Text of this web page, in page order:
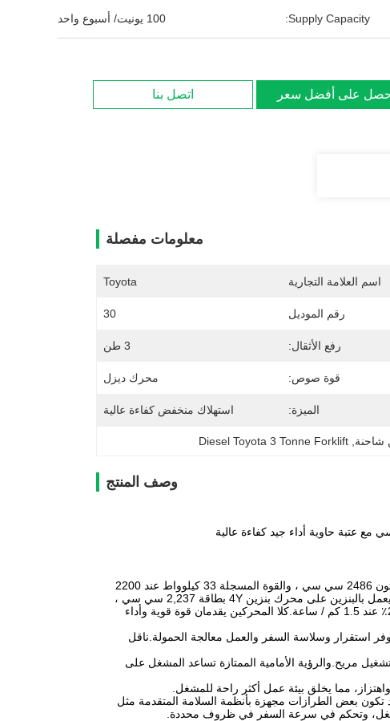
Supply Capacity: 100 يونيت/ أسبوع واحد
على أفضل سعر اتصل بنا
معلومات مفصلة
اسم العلامة التجارية Toyota
رقم الموديل 30
رفع الأثقال: 3 طن
قوة صوص: محرك ديزل
الميزة: استهلاك منخفض كفاءة عالية
,
Diesel Toyota 3 Tonne Forklift
وصف المنتج
- محرك قوي: تم تجهيز النموذج الذي يعمل بالديزل بمحرك ديزل 1DZ - III بحجم البستون 2486 سي سي ، والقوة المسجلة 33 كيلوواط عند 2200
دورة في الدقيقة و 27٪ من القدرة على التدرج عند 1.5 كم/ساعةيحتوي الإصدار الذي يعمل بالبنزين على محرك بنزين 4Y بطاقة 2,237 سي سي ،
وسلطة مقبلة تبلغ 30 كيلوواط عند 2,000 دورة في الدقيقة ، ويمكن تصنيفها بنسبة 25٪ عند 1.5 كم / ساعة.كلا المحركين يقدمان قوة قوية وأداء
استقرار وسلاسة السفر والعمل معالجة الحمولة.ناقل
مريح.والرؤية الأمامية الممتازة تساعد المشغل على
مما يخلق بيئة عمل أكثر راحة للمشغل.
بعض الطرازات مجهزة بأنظمة السلامة المتقدمة مثل